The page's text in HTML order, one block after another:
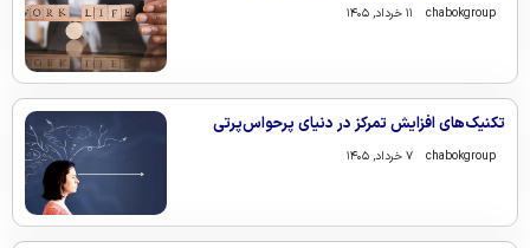
chabokgroup ۱۱ خرداد, ۱۴۰۵
تکنیک‌های افزایش تمرکز در دنیای پرحواس‌پرتی
chabokgroup ۷ خرداد, ۱۴۰۵